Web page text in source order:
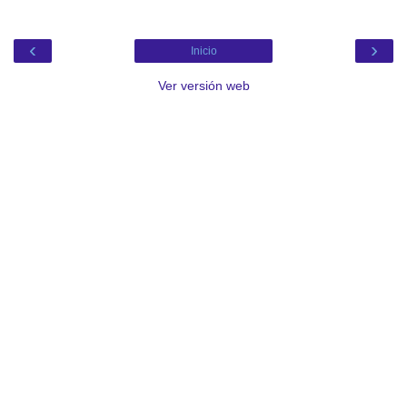
‹ ›
Inicio
Ver versión web